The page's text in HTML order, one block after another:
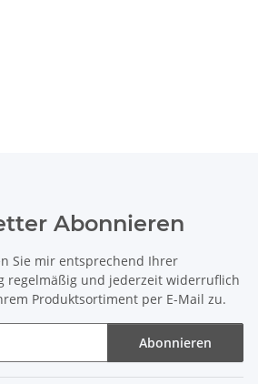
Abonnieren
Sie mir entsprechend Ihrer
regelmäßig und jederzeit widerruflich
Produktsortiment per E-Mail zu.
Abonnieren